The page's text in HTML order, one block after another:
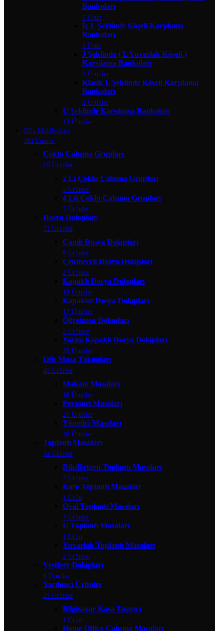
Bankoları
1 Ürün
İç L Şeklinde Köşeli Karşılama
Bankoları
1 Ürün
J Şeklinde ( L Yuvarlak Köşeli )
Karşılama Bankoları
3 Ürünler
Klasik L Şeklinde Köşeli Karşılama
Bankoları
2 Ürünler
U Şeklinde Karşılama Bankoları
13 Ürünler
Ofis Mobilyaları
162 Ürünler
Çoklu Çalışma Grupları
10 Ürünler
2 Li Çoklu Çalışma Grupları
5 Ürünler
4 Lü Çoklu Çalışma Grupları
5 Ürünler
Dosya Dolapları
71 Ürünler
Camlı Dosya Dolapları
8 Ürünler
Çekmeceli Dosya Dolapları
2 Ürünler
Kapaklı Dosya Dolapları
19 Ürünler
Kapaksız Dosya Dolapları
17 Ürünler
Öğretmen Dolapları
2 Ürünler
Yarım Kapaklı Dosya Dolapları
23 Ürünler
Ofis Masa Takımları
40 Ürünler
Makam Masaları
16 Ürünler
Personel Masaları
21 Ürünler
Yönetici Masaları
40 Ürünler
Toplantı Masaları
14 Ürünler
Dikdörtgen Toplantı Masaları
7 Ürünler
Kare Toplantı Masaları
1 Ürün
Oval Toplantı Masaları
3 Ürünler
U Toplantı Masaları
1 Ürün
Yuvarlak Toplantı Masaları
2 Ürünler
Vestiyer Dolapları
6 Ürünler
Yardımcı Ürünler
21 Ürünler
Bilgisayar Kasa Taşıyıcı
1 Ürün
Home Office Çalışma Masaları